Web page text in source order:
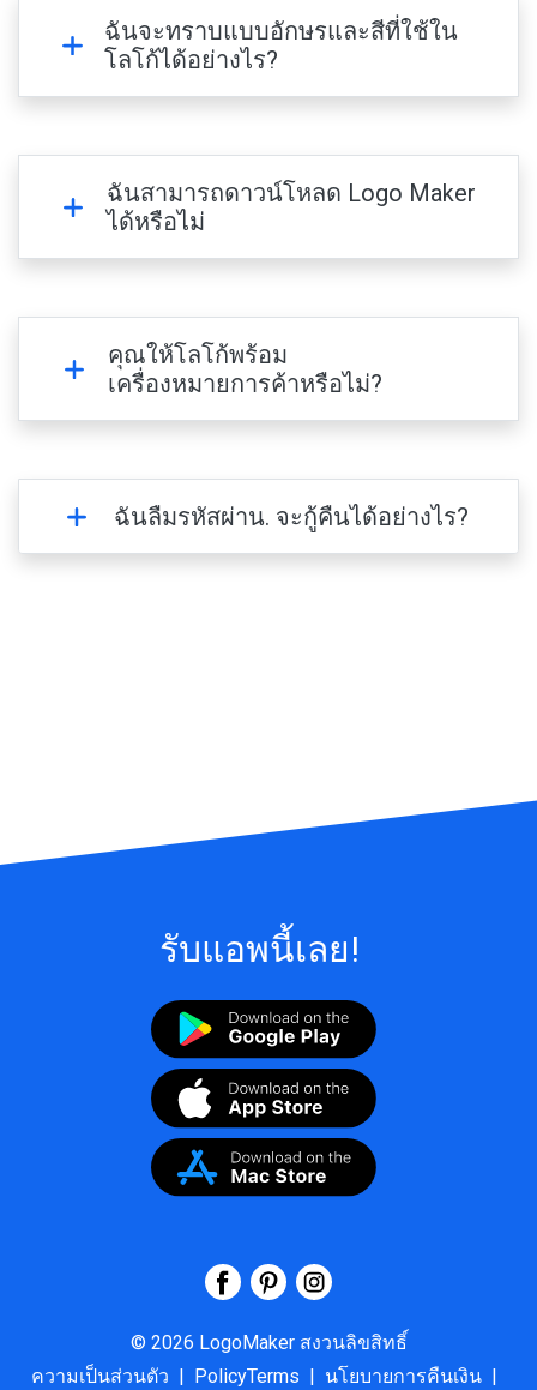
ฉันจะทราบแบบอักษรและสีที่ใช้ใน
โลโก้ได้อย่างไร?
ฉันสามารถดาวน์โหลด Logo Maker
ได้หรือไม่
คุณให้โลโก้พร้อม
เครื่องหมายการค้าหรือไม่?
ฉันลืมรหัสผ่าน. จะกู้คืนได้อย่างไร?
รับแอพนี้เลย!
© 2026 LogoMaker สงวนลิขสิทธิ์
ความเป็นส่วนตัว
PolicyTerms นโยบายการคืนเงิน